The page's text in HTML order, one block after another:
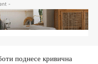
-
поднесе кривична